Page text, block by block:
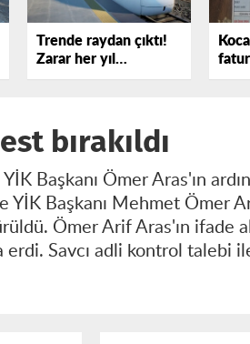
Trende raydan çıktı!
Zarar her yıl
katlanıyor
bırakıldı
Başkanı Ömer Aras'ın
YİK Başkanı Mehmet Ömer
Ömer Arif Aras'ın ifade
erdi. Savcı adli kontrol talebi